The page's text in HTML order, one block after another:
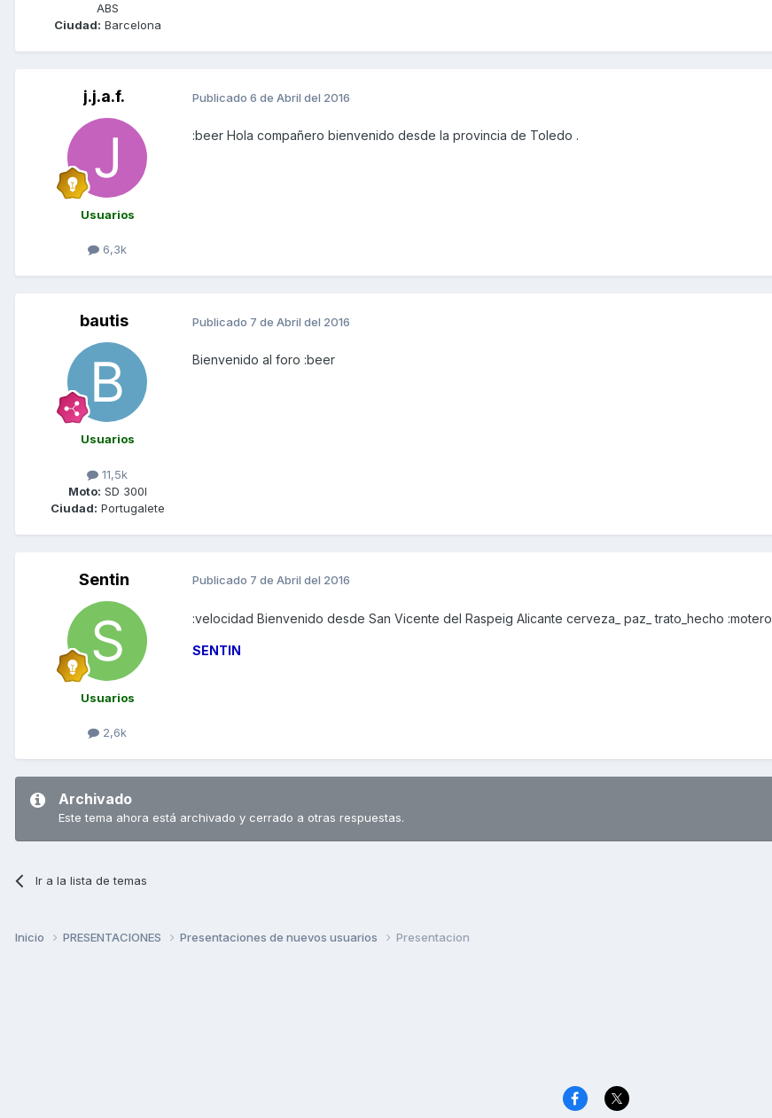
ABS
Ciudad: Barcelona
j.j.a.f.
Usuarios
6,3k
Publicado 6 de Abril del 2016
:beer Hola compañero bienvenido desde la provincia de Toledo .
bautis
Usuarios
11,5k
Moto: SD 300I
Ciudad: Portugalete
Publicado 7 de Abril del 2016
Bienvenido al foro :beer
Sentin
Usuarios
2,6k
Publicado 7 de Abril del 2016
:velocidad Bienvenido desde San Vicente del Raspeig Alicante cerveza_ paz_ trato_hecho :motero
SENTIN
Archivado
Este tema ahora está archivado y cerrado a otras respuestas.
Ir a la lista de temas
Inicio PRESENTACIONES Presentaciones de nuevos usuarios Presentacion